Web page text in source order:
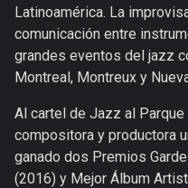
Latinoamérica. La
comunicación entre
grandes eventos del jazz
Montreal, Montreux y
Al cartel de Jazz al
compositora y productora
ganado dos Premios
(2016) y Mejor Álbum